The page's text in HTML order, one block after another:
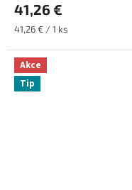
41,26 €
Měrná
41,26 € / 1 ks
Akce
Tip